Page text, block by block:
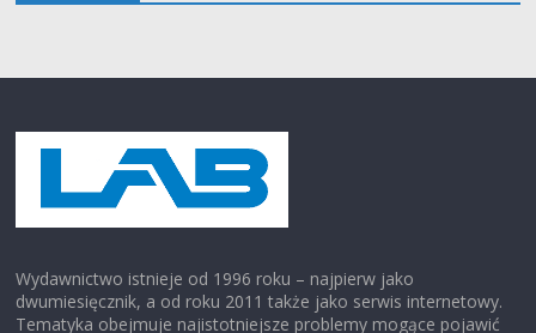
Wydawnictwo istnieje od 1996 roku – najpierw jako
dwumiesięcznik, a od roku 2011 także jako serwis internetowy.
Tematyka obejmuje najistotniejsze problemy mogące pojawić